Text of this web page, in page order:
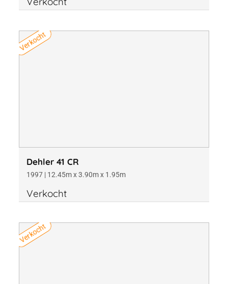
Verkocht
Dehler 41 CR
1997 | 12.45m x 3.90m x 1.95m
Verkocht
Verkocht